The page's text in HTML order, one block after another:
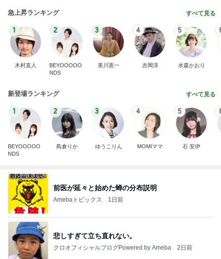
急上昇ランキング すべて見る
1
木村直人
2
BEYOOOOO
NDS
3
美川憲一
4
吉岡淳
5
水森かおり
新登場ランキング すべて見る
1
BEYOOOOO
NDS
2
島倉りか
3
ゆうこりん
4
MOMIママ
5
石 安伊
前医が延々と始めた蝉の分布説明
Amebaトピックス 1日前
悲しすぎて立ち直れない。
クロオフィシャルブログPowered by Ameba 2日前